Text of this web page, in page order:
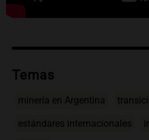
Temas
minería en Argentina
estándares internacionales